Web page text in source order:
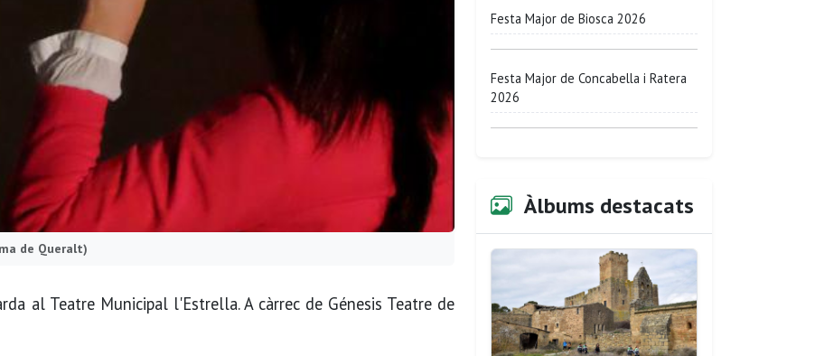
de Queralt)
al Teatre Municipal l'Estrella. A càrrec de Génesis Teatre de
Festa Major de Biosca 2026
Festa Major de Concabella i Ratera
2026
Àlbums destacats